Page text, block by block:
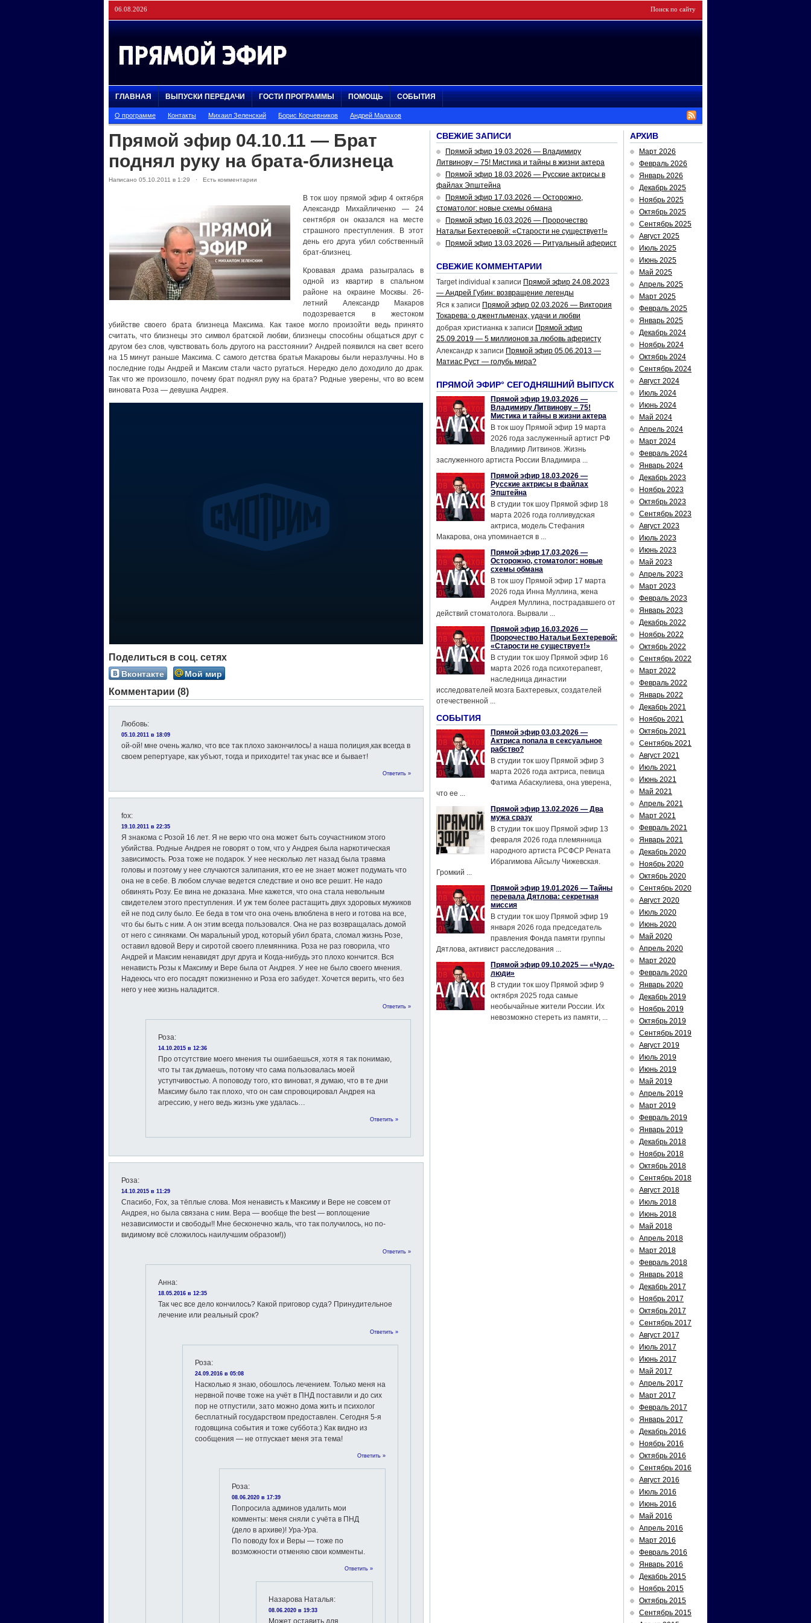
06.08.2026
ГЛАВНАЯ ВЫПУСКИ ПЕРЕДАЧИ ГОСТИ ПРОГРАММЫ ПОМОЩЬ СОБЫТИЯ
О программе Контакты Михаил Зеленский Борис Корчевников Андрей Малахов
Прямой эфир 04.10.11 — Брат
поднял руку на брата-близнеца
Написано 05.10.2011 в 1:29 · Есть комментарии
В ток шоу прямой эфир 4 октября
Александр Михайличенко — 24
сентября он оказался на месте
страшного преступления. В этот
день его друга убил собственный
брат-близнец.
Кровавая драма разыгралась в
одной из квартир в спальном
районе на окраине Москвы. 26-
летний Александр Макаров
подозревается в жестоком
убийстве своего брата близнеца Максима. Как такое могло произойти ведь принято
считать, что близнецы это символ братской любви, близнецы способны общаться друг с
другом без слов, чувствовать боль другого на расстоянии? Андрей появился на свет всего
на 15 минут раньше Максима. С самого детства братья Макаровы были неразлучны. Но в
последние годы Андрей и Максим стали часто ругаться. Нередко дело доходило до драк.
Так что же произошло, почему брат поднял руку на брата? Родные уверены, что во всем
виновата Роза — девушка Андрея.
Поделиться в соц. сетях
Вконтакте Мой мир
Комментарии (8)
Любовь:
05.10.2011 в 18:09
ой-ой! мне очень жалко, что все так плохо закончилось! а наша полиция,как всегда в
своем репертуаре, как убъют, тогда и приходите! так унас все и бывает!
Ответить »
fox:
19.10.2011 в 22:35
Я знакома с Розой 16 лет. Я не верю что она может быть соучастником этого
убийства. Родные Андрея не говорят о том, что у Андрея была наркотическая
зависимость. Роза тоже не подарок. У нее несколько лет назад была травма
головы и поэтому у нее случаются залипания, кто ее не знает может подумать что
она не в себе. В любом случае ведется следствие и оно все решит. Не надо
обвинять Розу. Ее вина не доказана. Мне кажется, что она стала невольным
свидетелем этого преступления. И уж тем более растащить двух здоровых мужиков
ей не под силу было. Ее беда в том что она очень влюблена в него и готова на все,
что бы быть с ним. А он этим всегда пользовался. Она не раз возвращалась домой
от него с синяками. Он маральный урод, который убил брата, сломал жизнь Розе,
оставил вдовой Веру и сиротой своего племянника. Роза не раз говорила, что
Андрей и Максим ненавидят друг друга и Когда-нибудь это плохо кончится. Вся
ненависть Розы к Максиму и Вере была от Андрея. У нее не было своего мнения.
Надеюсь что его посадят пожизненно и Роза его забудет. Хочется верить, что без
него у нее жизнь наладится.
Ответить »
Роза:
14.10.2015 в 12:36
Про отсутствие моего мнения ты ошибаешься, хотя я так понимаю,
что ты так думаешь, потому что сама пользовалась моей
уступчивостью. А поповоду того, кто виноват, я думаю, что в те дни
Максиму было так плохо, что он сам спровоцировал Андрея на
агрессию, у него ведь жизнь уже удалась…
Ответить »
Роза:
14.10.2015 в 11:29
Спасибо, Fox, за тёплые слова. Моя ненависть к Максиму и Вере не совсем от
Андрея, но была связана с ним. Вера — вообще the best — воплощение
независимости и свободы!! Мне бесконечно жаль, что так получилось, но по-
видимому всё сложилось наилучшим образом!))
Ответить »
Анна:
18.05.2016 в 12:35
Так чес все дело кончилось? Какой приговор суда? Принудительное
лечение или реальный срок?
Ответить »
Роза:
24.09.2016 в 05:08
Насколько я знаю, обошлось лечением. Только меня на
нервной почве тоже на учёт в ПНД поставили и до сих
пор не отпустили, зато можно дома жить и психолог
бесплатный государством предоставлен. Сегодня 5-я
годовщина события и тоже суббота:) Как видно из
сообщения — не отпускает меня эта тема!
Ответить »
Роза:
08.06.2020 в 17:39
Попросила админов удалить мои
комменты: меня сняли с учёта в ПНД
(дело в архиве)! Ура-Ура.
По поводу fox и Веры — тоже по
возможности отменяю свои комменты.
Ответить »
Назарова Наталья:
08.06.2020 в 19:33
Может оставить для
СВЕЖИЕ ЗАПИСИ
Прямой эфир 19.03.2026 — Владимиру
Литвинову – 75! Мистика и тайны в жизни актера
Прямой эфир 18.03.2026 — Русские актрисы в
файлах Эпштейна
Прямой эфир 17.03.2026 — Осторожно,
стоматолог: новые схемы обмана
Прямой эфир 16.03.2026 — Пророчество
Натальи Бехтеревой: «Старости не существует!»
Прямой эфир 13.03.2026 — Ритуальный аферист
СВЕЖИЕ КОММЕНТАРИИ
Target individual к записи Прямой эфир 24.08.2023
— Андрей Губин: возвращение легенды
Яся к записи Прямой эфир 02.03.2026 — Виктория
Токарева: о джентльменах, удачи и любви
добрая христианка к записи Прямой эфир
25.09.2019 — 5 миллионов за любовь аферисту
Александр к записи Прямой эфир 05.06.2013 —
Матиас Руст — голубь мира?
ПРЯМОЙ ЭФИР° СЕГОДНЯШНИЙ ВЫПУСК
Прямой эфир 19.03.2026 —
Владимиру Литвинову – 75!
Мистика и тайны в жизни актера
В ток шоу Прямой эфир 19 марта
2026 года заслуженный артист РФ
Владимир Литвинов. Жизнь
заслуженного артиста России Владимира ...
Прямой эфир 18.03.2026 —
Русские актрисы в файлах
Эпштейна
В студии ток шоу Прямой эфир 18
марта 2026 года голливудская
актриса, модель Стефания
Макарова, она упоминается в ...
Прямой эфир 17.03.2026 —
Осторожно, стоматолог: новые
схемы обмана
В ток шоу Прямой эфир 17 марта
2026 года Инна Муллина, жена
Андрея Муллина, пострадавшего от
действий стоматолога. Вырвали ...
Прямой эфир 16.03.2026 —
Пророчество Натальи Бехтеревой:
«Старости не существует!»
В студии ток шоу Прямой эфир 16
марта 2026 года психотерапевт,
наследница династии
исследователей мозга Бахтеревых, создателей
отечественной ...
СОБЫТИЯ
Прямой эфир 03.03.2026 —
Актриса попала в сексуальное
рабство?
В студии ток шоу Прямой эфир 3
марта 2026 года актриса, певица
Фатима Абаскулиева, она уверена,
что ее ...
Прямой эфир 13.02.2026 — Два
мужа сразу
В студии ток шоу Прямой эфир 13
февраля 2026 года племянница
народного артиста РСФСР Рената
Ибрагимова Айсылу Чижевская.
Громкий ...
Прямой эфир 19.01.2026 — Тайны
перевала Дятлова: секретная
миссия
В студии ток шоу Прямой эфир 19
января 2026 года председатель
правления Фонда памяти группы
Дятлова, активист расследования ...
Прямой эфир 09.10.2025 — «Чудо-
люди»
В студии ток шоу Прямой эфир 9
октября 2025 года самые
необычайные жители России. Их
невозможно стереть из памяти, ...
АРХИВ
Март 2026
Февраль 2026
Январь 2026
Декабрь 2025
Ноябрь 2025
Октябрь 2025
Сентябрь 2025
Август 2025
Июль 2025
Июнь 2025
Май 2025
Апрель 2025
Март 2025
Февраль 2025
Январь 2025
Декабрь 2024
Ноябрь 2024
Октябрь 2024
Сентябрь 2024
Август 2024
Июль 2024
Июнь 2024
Май 2024
Апрель 2024
Март 2024
Февраль 2024
Январь 2024
Декабрь 2023
Ноябрь 2023
Октябрь 2023
Сентябрь 2023
Август 2023
Июль 2023
Июнь 2023
Май 2023
Апрель 2023
Март 2023
Февраль 2023
Январь 2023
Декабрь 2022
Ноябрь 2022
Октябрь 2022
Сентябрь 2022
Март 2022
Февраль 2022
Январь 2022
Декабрь 2021
Ноябрь 2021
Октябрь 2021
Сентябрь 2021
Август 2021
Июль 2021
Июнь 2021
Май 2021
Апрель 2021
Март 2021
Февраль 2021
Январь 2021
Декабрь 2020
Ноябрь 2020
Октябрь 2020
Сентябрь 2020
Август 2020
Июль 2020
Июнь 2020
Май 2020
Апрель 2020
Март 2020
Февраль 2020
Январь 2020
Декабрь 2019
Ноябрь 2019
Октябрь 2019
Сентябрь 2019
Август 2019
Июль 2019
Июнь 2019
Май 2019
Апрель 2019
Март 2019
Февраль 2019
Январь 2019
Декабрь 2018
Ноябрь 2018
Октябрь 2018
Сентябрь 2018
Август 2018
Июль 2018
Июнь 2018
Май 2018
Апрель 2018
Март 2018
Февраль 2018
Январь 2018
Декабрь 2017
Ноябрь 2017
Октябрь 2017
Сентябрь 2017
Август 2017
Июль 2017
Июнь 2017
Май 2017
Апрель 2017
Март 2017
Февраль 2017
Январь 2017
Декабрь 2016
Ноябрь 2016
Октябрь 2016
Сентябрь 2016
Август 2016
Июль 2016
Июнь 2016
Май 2016
Апрель 2016
Март 2016
Февраль 2016
Январь 2016
Декабрь 2015
Ноябрь 2015
Октябрь 2015
Сентябрь 2015